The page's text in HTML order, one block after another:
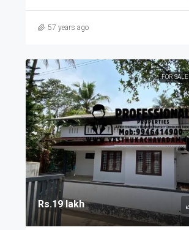
57 years ago
FOR SALE
Rs.19 lakh